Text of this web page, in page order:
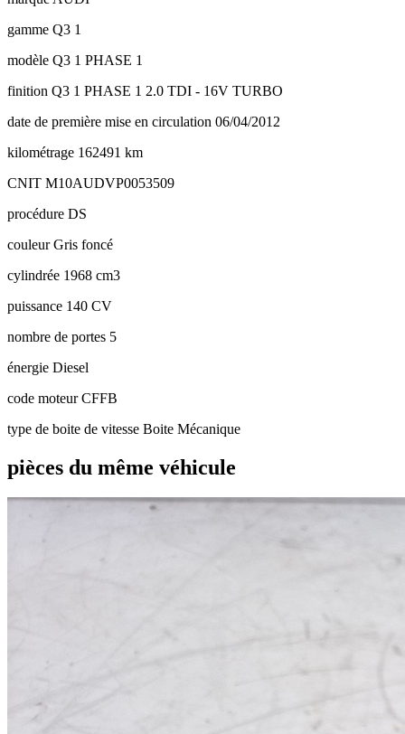
gamme Q3 1
modèle Q3 1 PHASE 1
finition Q3 1 PHASE 1 2.0 TDI - 16V TURBO
date de première mise en circulation 06/04/2012
kilométrage 162491 km
CNIT M10AUDVP0053509
procédure DS
couleurGris foncé
cylindrée 1968 cm3
puissance 140 CV
nombre de portes 5
énergie Diesel
code moteurCFFB
type de boite de vitesse Boite Mécanique
pièces du même véhicule